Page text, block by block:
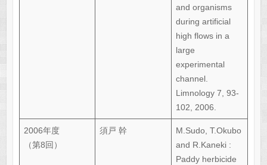
and organisms
during artificial
high flows in a
large
experimental
channel.
Limnology 7, 93-
102, 2006.
2006年度
（第8回）
須戸 幹
M.Sudo, T.Okubo
and R.Kaneki :
Paddy herbicide